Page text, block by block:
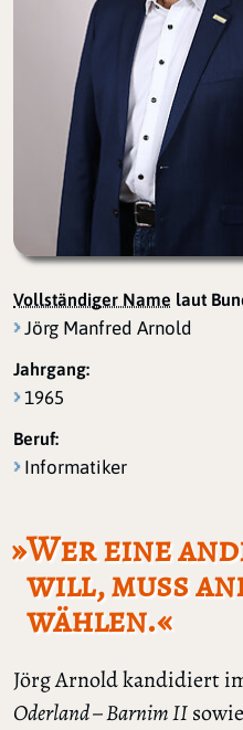
Vollständiger Name laut
Jörg Manfred Arnold
Jahrgang:
1965
Beruf:
Informatiker
»Wer eine
will, muss
wählen.«
Jörg Arnold kandidiert
Oderland – Barnim II